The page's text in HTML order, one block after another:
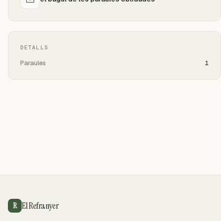
DETALLS
Paraules 1
R El Refranyer